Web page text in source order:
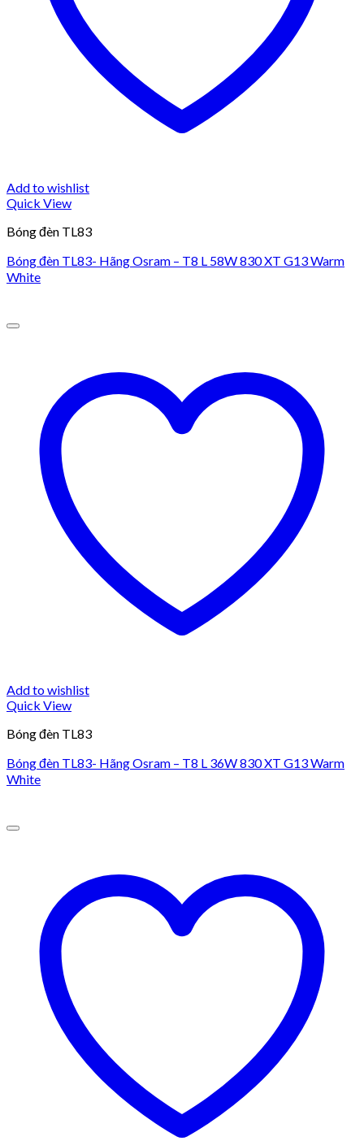
Add to wishlist
Quick View
Bóng đèn TL83
Bóng đèn TL83- Hãng Osram – T8 L 58W 830 XT G13 Warm
White
Add to wishlist
Quick View
Bóng đèn TL83
Bóng đèn TL83- Hãng Osram – T8 L 36W 830 XT G13 Warm
White